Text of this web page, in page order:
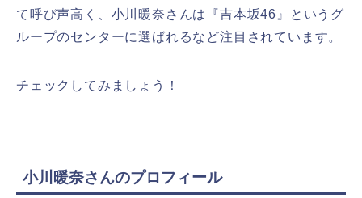
て呼び声高く、小川暖奈さんは『吉本坂46』というグ
ループのセンターに選ばれるなど注目されています。
チェックしてみましょう！
小川暖奈さんのプロフィール